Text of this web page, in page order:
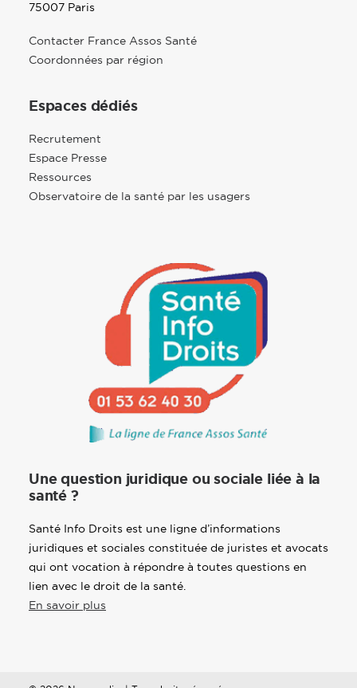
75007 Paris
Contacter France Assos Santé
Coordonnées par région
Espaces dédiés
Recrutement
Espace Presse
Ressources
Observatoire de la santé par les usagers
Une question juridique ou sociale liée à la
santé ?
Santé Info Droits est une ligne d’informations
juridiques et sociales constituée de juristes et avocats
qui ont vocation à répondre à toutes questions en
lien avec le droit de la santé.
En savoir plus